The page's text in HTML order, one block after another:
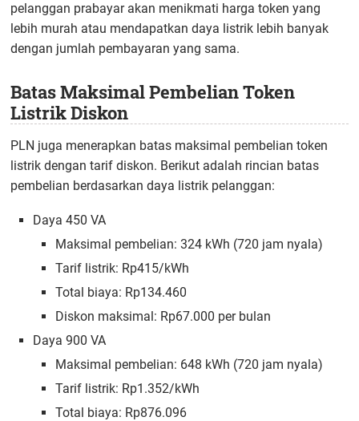
pelanggan prabayar akan menikmati harga token yang
lebih murah atau mendapatkan daya listrik lebih banyak
dengan jumlah pembayaran yang sama.
Batas Maksimal Pembelian Token
Listrik Diskon
PLN juga menerapkan batas maksimal pembelian token
listrik dengan tarif diskon. Berikut adalah rincian batas
pembelian berdasarkan daya listrik pelanggan:
Daya 450 VA
Maksimal pembelian: 324 kWh (720 jam nyala)
Tarif listrik: Rp415/kWh
Total biaya: Rp134.460
Diskon maksimal: Rp67.000 per bulan
Daya 900 VA
Maksimal pembelian: 648 kWh (720 jam nyala)
Tarif listrik: Rp1.352/kWh
Total biaya: Rp876.096